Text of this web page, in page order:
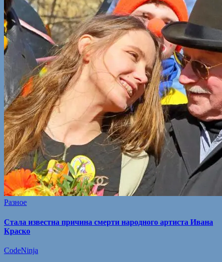
Разное
Стала известна причина смерти народного артиста Ивана
Краско
CodeNinja